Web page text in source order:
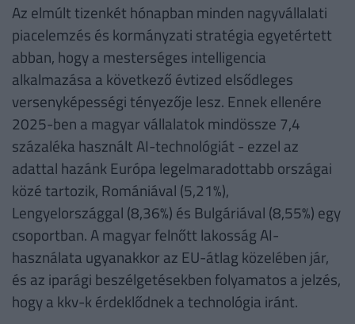
Az elmúlt tizenkét hónapban minden nagyvállalati
piacelemzés és kormányzati stratégia egyetértett
abban, hogy a mesterséges intelligencia
alkalmazása a következő évtized elsődleges
versenyképességi tényezője lesz. Ennek ellenére
2025-ben a magyar vállalatok mindössze 7,4
százaléka használt AI-technológiát - ezzel az
adattal hazánk Európa legelmaradottabb országai
közé tartozik, Romániával (5,21%),
Lengyelországgal (8,36%) és Bulgáriával (8,55%) egy
csoportban. A magyar felnőtt lakosság AI-
használata ugyanakkor az EU-átlag közelében jár,
és az iparági beszélgetésekben folyamatos a jelzés,
hogy a kkv-k érdeklődnek a technológia iránt.